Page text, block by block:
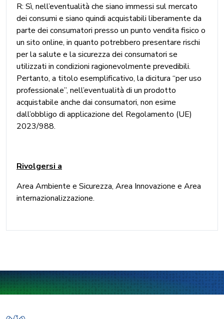
R: Sì, nell’eventualità che siano immessi sul mercato
dei consumi e siano quindi acquistabili liberamente da
parte dei consumatori presso un punto vendita fisico o
un sito online, in quanto potrebbero presentare rischi
per la salute e la sicurezza dei consumatori se
utilizzati in condizioni ragionevolmente prevedibili.
Pertanto, a titolo esemplificativo, la dicitura “per uso
professionale”, nell’eventualità di un prodotto
acquistabile anche dai consumatori, non esime
dall’obbligo di applicazione del Regolamento (UE)
2023/988.
Rivolgersi a
Area Ambiente e Sicurezza, Area Innovazione e Area
internazionalizzazione.